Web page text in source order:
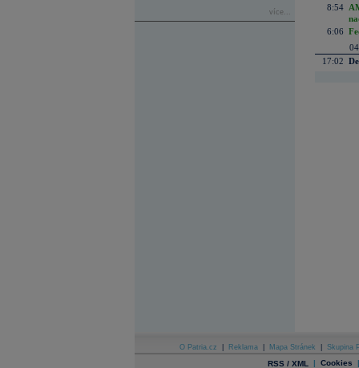
více...
8:54
6:06
17:02
O Patria.cz Reklama Mapa Stránek Skupina
RSS / XML | Cookies |